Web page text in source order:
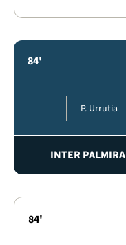
84'
P. Urrutia
INTER PALMIRA
84'